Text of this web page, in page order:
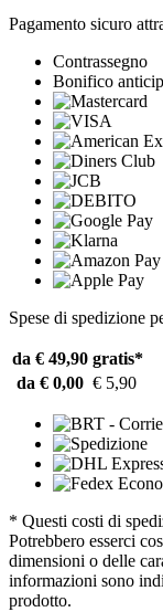
Pagamento sicuro
Contrassegno
Bonifico
Spese di spedizione
da € 49,90 gratis*
da € 0,00 € 5,90
* Questi costi di
Potrebbero esserci
dimensioni o delle
informazioni sono
prodotto.